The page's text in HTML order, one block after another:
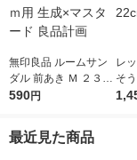
無印良品 ルームサン
ダル 前あき Ｍ ２３．
５〜２５ｃｍ用 生成×
590円
レ
そ
ベ
最近見た商品